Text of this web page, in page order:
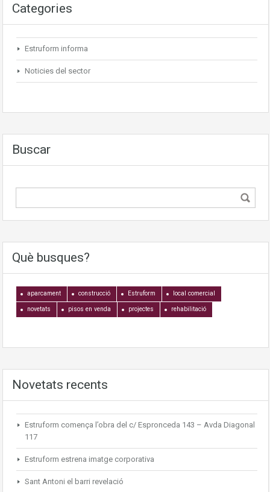
Categories
Estruform informa
Noticies del sector
Buscar
Què busques?
aparcament construcció Estruform local comercial
novetats pisos en venda projectes rehabilitació
Novetats recents
Estruform comença l’obra del c/ Espronceda 143 – Avda Diagonal
117
Estruform estrena imatge corporativa
Sant Antoni el barri revelació